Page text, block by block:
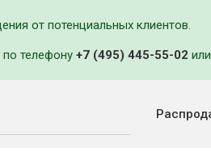
от потенциальных клиентов.
телефону +7 (495) 445-55-02